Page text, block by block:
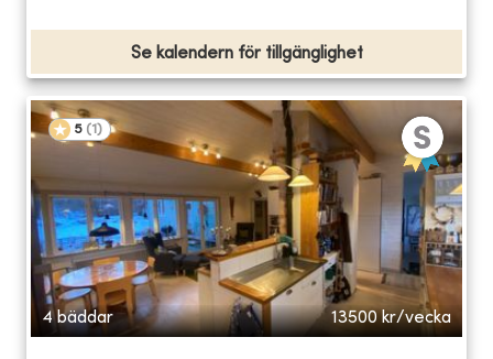
Se kalendern för tillgänglighet
5 (1 )
4 bäddar 13500 kr/vecka